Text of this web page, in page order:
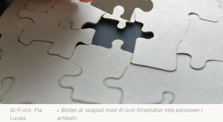
AI-Foto: Pia
Luuka
• Bilden är skapad med AI och föreställer inte personen i
artikeln.